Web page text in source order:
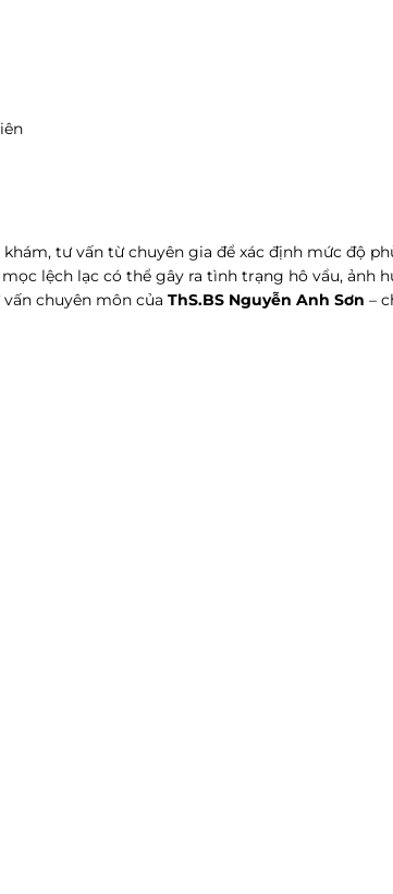
tư vấn từ chuyên gia để xác định mức độ
lệch lạc có thể gây ra tình trạng hô vẩu, ảnh
chuyên môn của ThS.BS Nguyễn Anh Sơn –